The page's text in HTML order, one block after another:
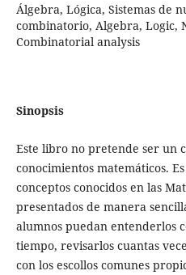
Álgebra, Lógica, Sistemas de
combinatorio, Algebra, Logic,
Combinatorial analysis
Sinopsis
Este libro no pretende ser un
conocimientos matemáticos.
conceptos conocidos en las
presentados de manera
alumnos puedan entenderlos
tiempo, revisarlos cuantas
con los escollos comunes